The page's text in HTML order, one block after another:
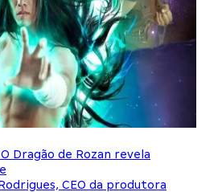
Dragão de Rozan revela
CEO da produtora